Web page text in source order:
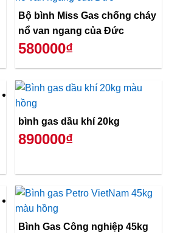
Bộ bình Miss Gas chống cháy
nổ van ngang của Đức
580000₫
bình gas dầu khí 20kg
890000₫
Bình Gas Công nghiệp 45kg